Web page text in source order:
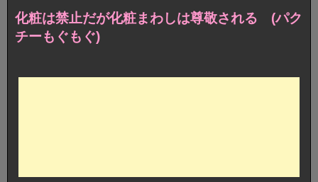
化粧は禁止だが化粧まわしは尊敬される (パク
チーもぐもぐ)